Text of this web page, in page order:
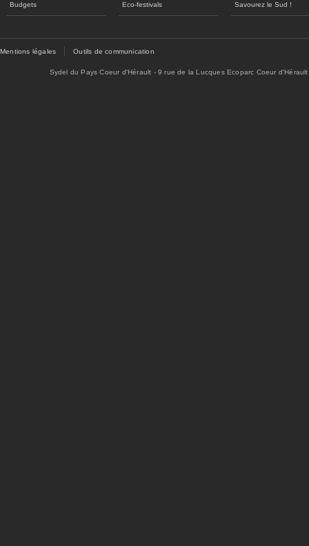
Budgets Eco-festivals Savourez le Sud !
Mentions légales Outils de communication
Sydel du Pays Coeur d'Hérault - 9 rue de la Lucques Ecoparc Coeur